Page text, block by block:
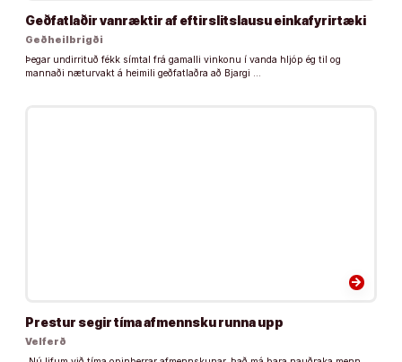
Geðfatlaðir vanræktir af eftirslitslausu einkafyrirtæki
Geðheilbrigði
Þegar undirrituð fékk símtal frá gamalli vinkonu í vanda hljóp ég til og
mannaði næturvakt á heimili geðfatlaðra að Bjargi …
arrow_forward
Prestur segir tíma afmennsku runna upp
Velferð